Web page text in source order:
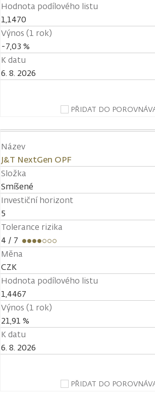
Hodnota podílového listu
1,1470
Výnos (1 rok)
-7,03 %
K datu
6. 8. 2026
PŘIDAT DO
Název
J&T NextGen OPF
Složka
Smíšené
Investiční horizont
5
Tolerance rizika
4 / 7
Měna
CZK
Hodnota podílového listu
1,4467
Výnos (1 rok)
21,91 %
K datu
6. 8. 2026
PŘIDAT DO